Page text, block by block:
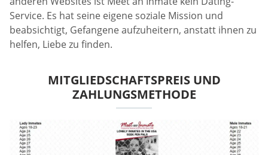
Service. Es hat seine eigene soziale Mission und
beabsichtigt, Gefangene aufzuheitern, anstatt ihnen zu
helfen, Liebe zu finden.
MITGLIEDSCHAFTSPREIS UND
ZAHLUNGSMETHODE